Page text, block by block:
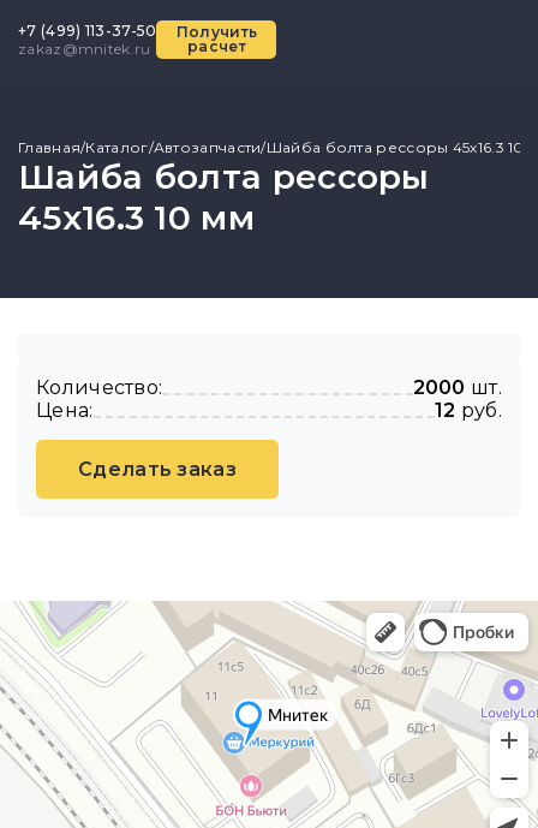
+7 (499) 113-37-50
zakaz@mnitek.ru
Получить
расчет
Главная/Каталог/Автозапчасти/Шайба болта рессоры 45х16.3 10
Шайба болта рессоры
45х16.3 10 мм
Количество: 2000 шт.
Цена:
12 руб.
Сделать заказ